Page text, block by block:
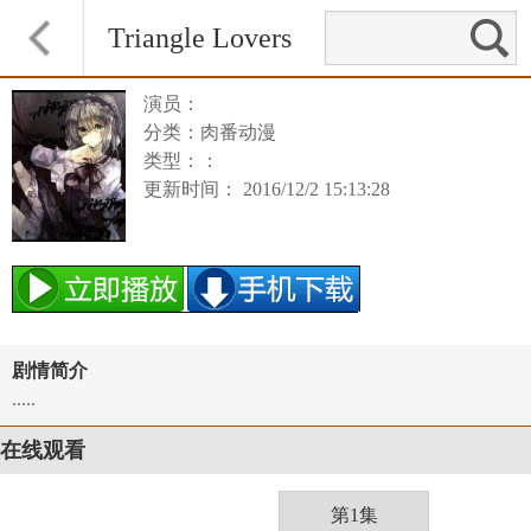
Triangle Lovers
演员：
分类：肉番动漫
类型：：
更新时间： 2016/12/2 15:13:28
剧情简介
.....
在线观看
第1集